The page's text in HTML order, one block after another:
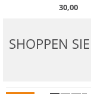
30,00
SHOPPEN